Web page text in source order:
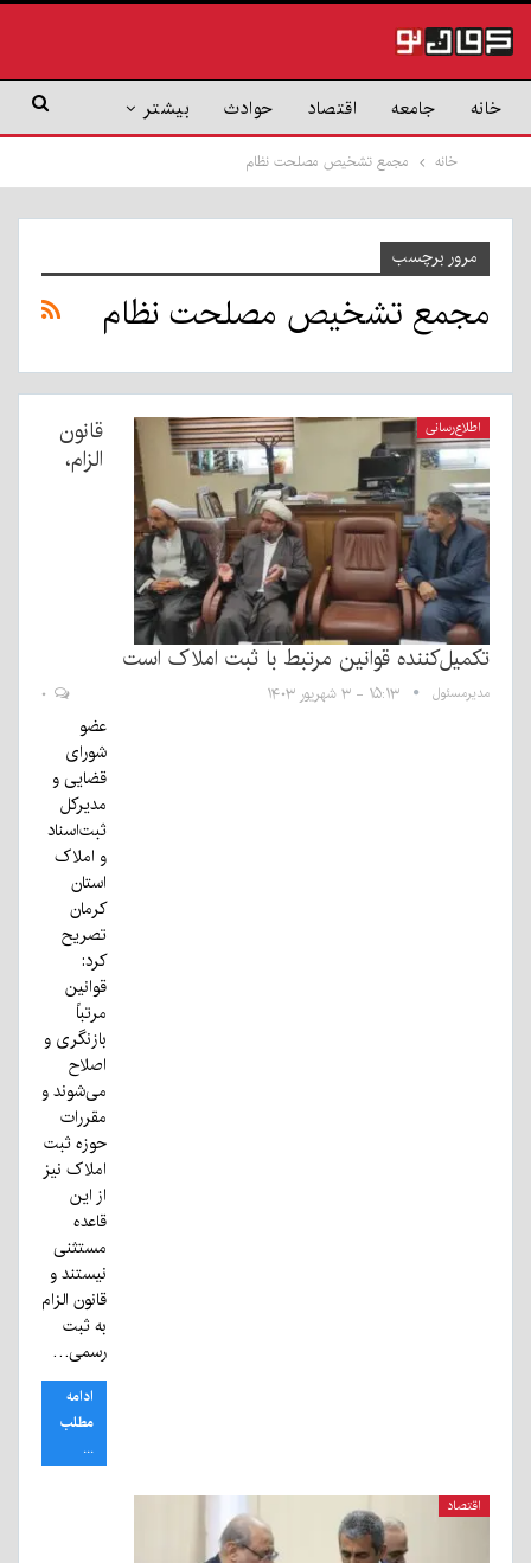
خانه جامعه اقتصاد حوادث بیشتر
خانه مجمع تشخیص مصلحت نظام
مرور برچسب
مجمع تشخیص مصلحت نظام
اطلاع‌رسانی
قانون
الزام،
تکمیل‌کننده قوانین مرتبط با ثبت املاک است
مدیرمسئول ۱۵:۱۳ - ۳ شهریور ۱۴۰۳
عضو
شورای
قضایی و
مدیرکل
ثبت‌اسناد
و املاک
استان
کرمان
تصریح
کرد:
قوانین
مرتباً
بازنگری و
اصلاح
می‌شوند و
مقررات
حوزه ثبت
املاک نیز
از این
قاعده
مستثنی
نیستند و
قانون الزام
به ثبت
رسمی…
ادامه
مطلب
...
اقتصاد